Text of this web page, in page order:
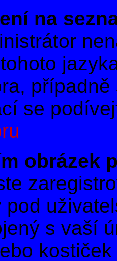
na
se
obrázek
pod
s vaší